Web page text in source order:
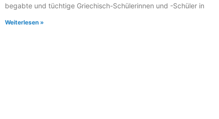
begabte und tüchtige Griechisch-Schülerinnen und -Schüler in
Weiterlesen »